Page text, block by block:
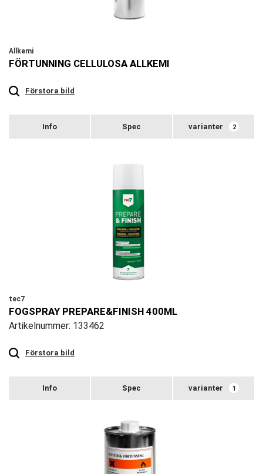
Allkemi
FÖRTUNNING CELLULOSA ALLKEMI
Förstora bild
zoom
varianter 2
tec7
FOGSPRAY PREPARE&FINISH 400ML
Artikelnummer: 133462
Förstora bild
zoom
varianter 1